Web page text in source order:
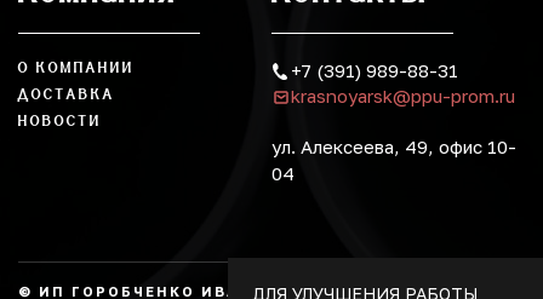
О КОМПАНИИ
ДОСТАВКА
НОВОСТИ
+7 (391) 989-88-31
krasnoyarsk@ppu-prom.ru
ул. Алексеева, 49, офис 10-
04
© ИП ГОРОБЧЕНКО ИВАН АЛЕКСАНДРОВИЧ, 2026.
ДЛЯ УЛУЧШЕНИЯ РАБОТЫ